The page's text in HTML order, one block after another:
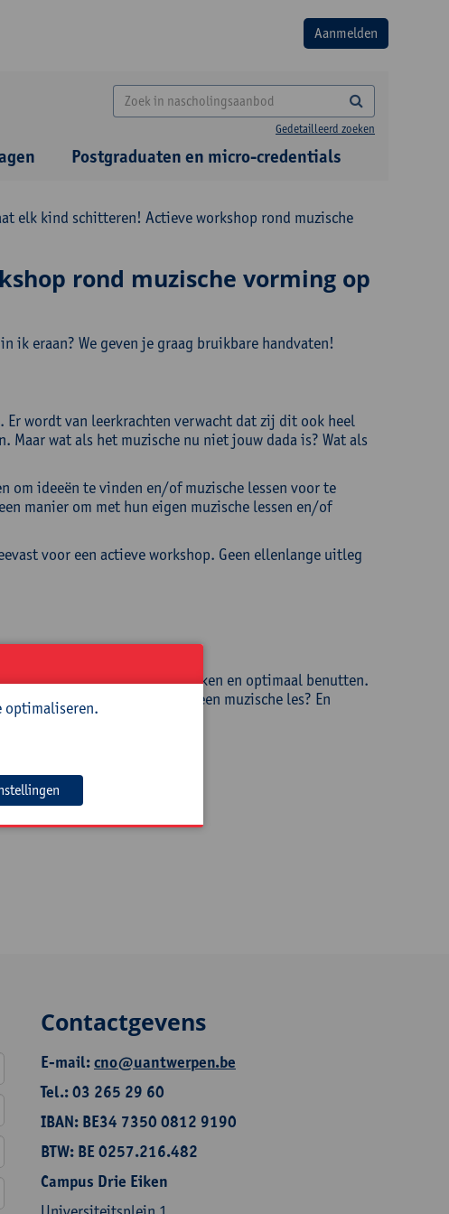
Gedetailleerd zoeken
Postgraduaten en micro-credentials
elk kind schitteren! Actieve workshop rond muzische
rond muzische vorming op
ik eraan? We geven je graag bruikbare handvaten!
wordt van leerkrachten verwacht dat zij dit ook heel
wat als het muzische nu niet jouw dada is? Wat als
om ideeën te vinden en/of muzische lessen voor te
manier om met hun eigen muzische lessen en/of
voor een actieve workshop. Geen ellenlange uitleg
van leerlingen kunnen ontdekken en optimaal benutten.
belangrijkste onderdelen van een muzische les? En
Contactgevens
E-mail:cno@uantwerpen.be
Tel.: 03 265 29 60
IBAN: BE34 7350 0812 9190
BTW: BE 0257.216.482
Campus Drie Eiken
optimaliseren.